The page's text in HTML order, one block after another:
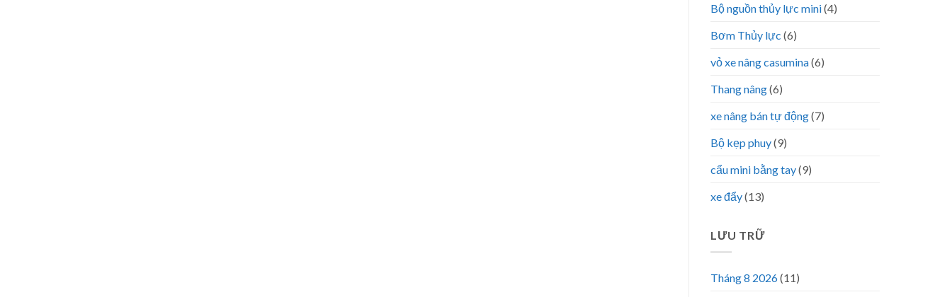
Bộ nguồn thủy lực mini(4)
Bơm Thủy lực (6)
vỏ xe nâng casumina(6)
Thang nâng(6)
xe nâng bán tự động(7)
Bộ kẹp phuy(9)
cẩu mini bằng tay(9)
xe đẩy(13)
LƯU TRỮ
Tháng 8 2026(11)